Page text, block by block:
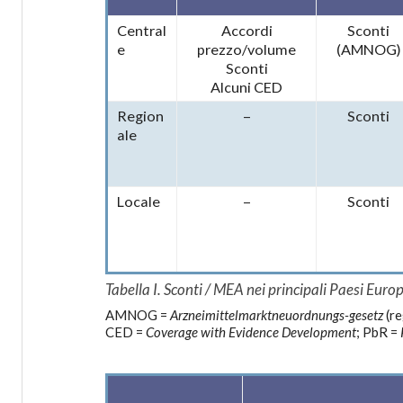
Central
e
Accordi
prezzo/volume
Sconti
Alcuni CED
Sconti
(AMNOG)
Region
ale
– Sconti
Locale – Sconti
Tabella I. Sconti / MEA nei principali Paesi
AMNOG = Arzneimittelmarktneuordnungs-gesetz
CED = Coverage with Evidence Development; PbR =